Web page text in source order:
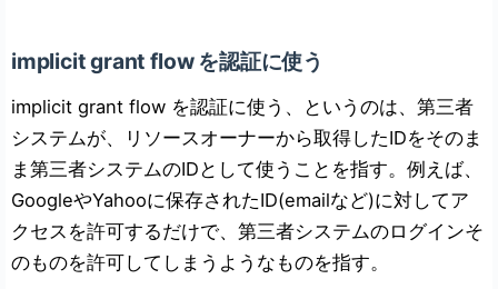
implicit grant flow を認証に使う
implicit grant flow を認証に使う、というのは、第三者
システムが、リソースオーナーから取得したIDをそのま
ま第三者システムのIDとして使うことを指す。例えば、
GoogleやYahooに保存されたID(emailなど)に対してア
クセスを許可するだけで、第三者システムのログインそ
のものを許可してしまうようなものを指す。